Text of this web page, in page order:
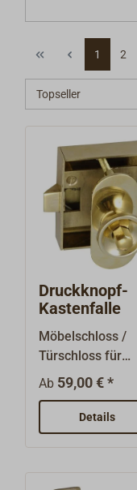
1 2
Druckknopf-
Kastenfalle
Möbelschloss /
Türschloss für
Türen bis 20 mm
Stärke.Betätigung
über Druckknopf
auf ovaler Platte
Ab 59,00 € *
Details